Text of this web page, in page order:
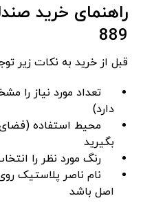
راهنمای خرید
889
قبل از خرید به نکات زیر
تعداد مورد نیاز را
دارد)
محیط استفاده (فضای
بگیرید
رنگ مورد نظر را
نام ناصر پلاستیک
اصل باشد